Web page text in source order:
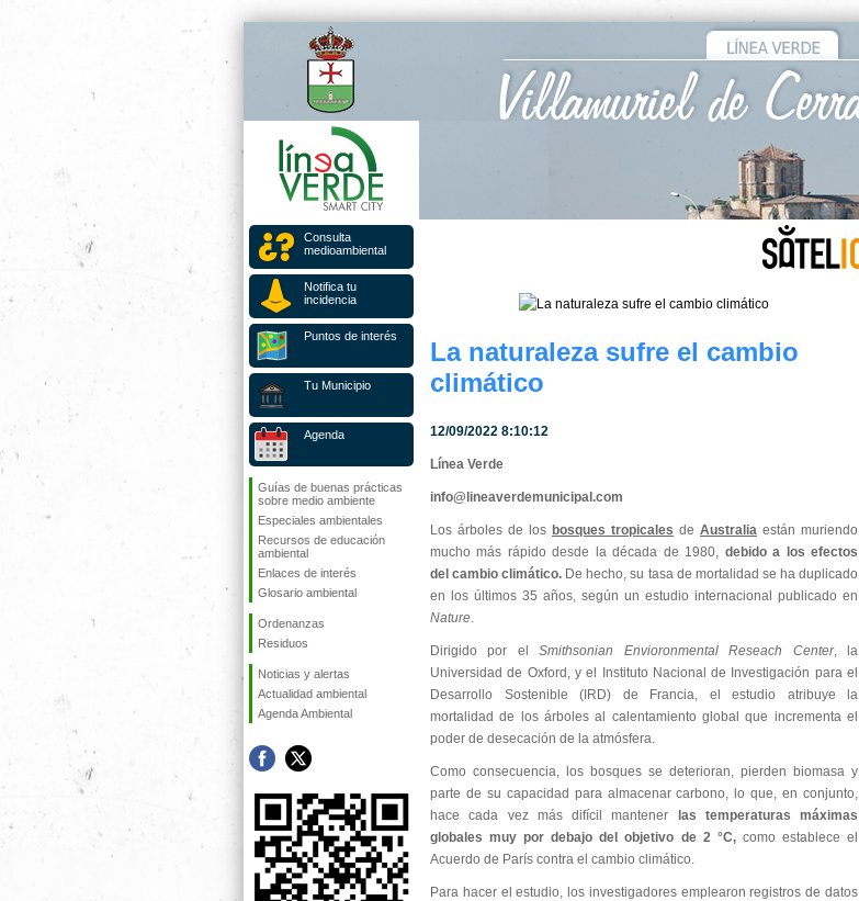
Consulta
medioambiental
Notifica tu
incidencia
Puntos de interés
Tu Municipio
Agenda
Guías de buenas prácticas
sobre medio ambiente
Especiales ambientales
Recursos de educación
ambiental
Enlaces de interés
Glosario ambiental
Ordenanzas
Residuos
Noticias y alertas
Actualidad ambiental
Agenda Ambiental
La naturaleza sufre el cambio
climático
12/09/2022 8:10:12
Línea Verde
info@lineaverdemunicipal.com
Los árboles de los bosques tropicales de Australia están muriendo
mucho más rápido desde la década de 1980, debido a los efectos
del cambio climático. De hecho, su tasa de mortalidad se ha duplicado
en los últimos 35 años, según un estudio internacional publicado en
Nature.
Dirigido por elSmithsonian Envioronmental Reseach Center, la
Universidad de Oxford, y el Instituto Nacional de Investigación para el
Desarrollo Sostenible (IRD) de Francia, el estudio atribuye la
mortalidad de los árboles al calentamiento global que incrementa el
poder de desecación de la atmósfera.
Como consecuencia, los bosques se deterioran, pierden biomasa y
parte de su capacidad para almacenar carbono, lo que, en conjunto,
hace cada vez más difícil mantener
las temperaturas máximas
globales muy por debajo del objetivo de 2 °C,como establece el
Acuerdo de París contra el cambio climático.
Para hacer el estudio, los investigadores emplearon registros de datos